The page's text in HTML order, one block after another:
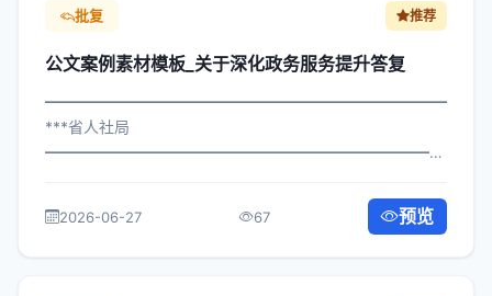
批复 推荐
公文案例素材模板_关于深化政务服务提升答复
***省人社局
构： 为深入贯彻落实习近平总书记关于关...
2026-06-27 67 预览